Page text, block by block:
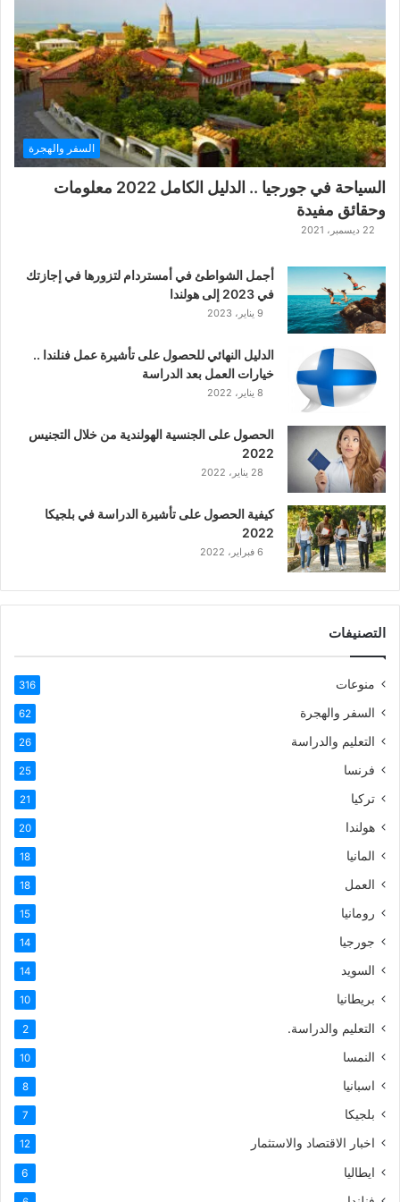
ر
ب
ا
ل
ت
ت
ا
ا
ل
ا
س
ي
ك
ر
ب
ي
ة
السفر والهجرة
السياحة في جورجيا .. الدليل الكامل 2022 معلومات
وحقائق مفيدة
22 ديسمبر، 2021
أجمل الشواطئ في أمستردام لتزورها في إجازتك
في 2023 إلى هولندا
9 يناير، 2023
الدليل النهائي للحصول على تأشيرة عمل فنلندا ..
خيارات العمل بعد الدراسة
8 يناير، 2022
الحصول على الجنسية الهولندية من خلال التجنيس
2022
28 يناير، 2022
كيفية الحصول على تأشيرة الدراسة في بلجيكا
2022
6 فبراير، 2022
التصنيفات
منوعات 316
السفر والهجرة 62
التعليم والدراسة 26
فرنسا 25
تركيا 21
هولندا 20
المانيا 18
العمل 18
رومانيا 15
جورجيا 14
السويد 14
بريطانيا 10
التعليم والدراسة. 2
النمسا 10
اسبانيا 8
بلجيكا 7
اخبار الاقتصاد والاستثمار 12
ايطاليا 6